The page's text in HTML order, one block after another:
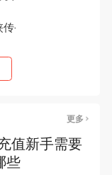
-满V养女神
更多
值新手需要
些